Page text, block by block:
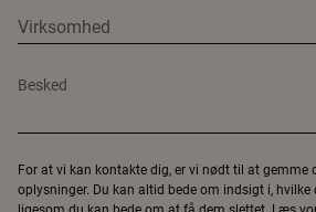
For at vi kan kontakte dig, er vi nødt til at gemme
oplysninger. Du kan altid bede om indsigt i,